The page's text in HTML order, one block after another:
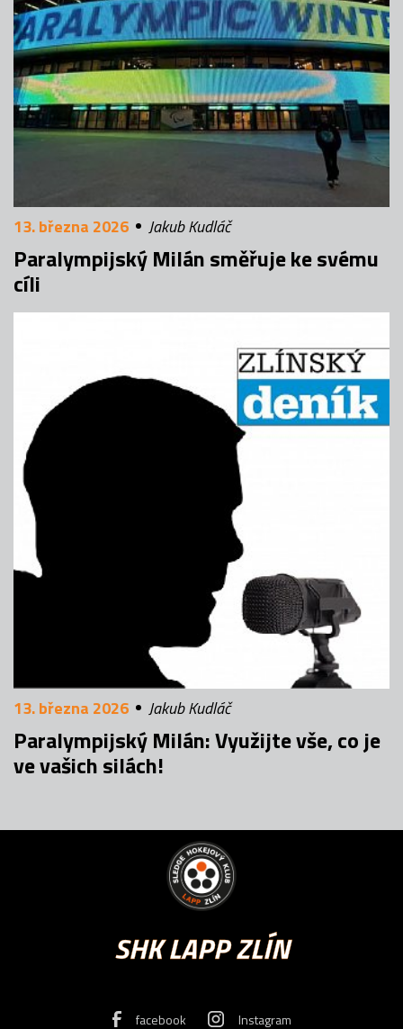
13. března 2026 Jakub Kudláč
Paralympijský Milán směřuje ke svému
cíli
13. března 2026 Jakub Kudláč
Paralympijský Milán: Využijte vše, co je
ve vašich silách!
SHK LAPP ZLÍN
facebook Instagram